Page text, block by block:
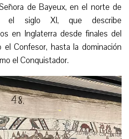
de Bayeux,en el norte de
el siglo XI, que describe
en Inglaterra desde finales del
el Confesor, hasta la dominación
el Conquistador.